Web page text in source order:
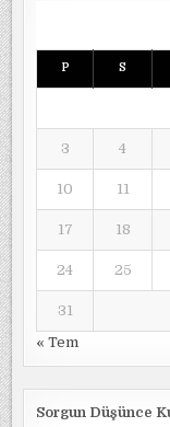
P S
3 4
10 11
17 18
24 25
31
« Tem
Sorgun Düşünce